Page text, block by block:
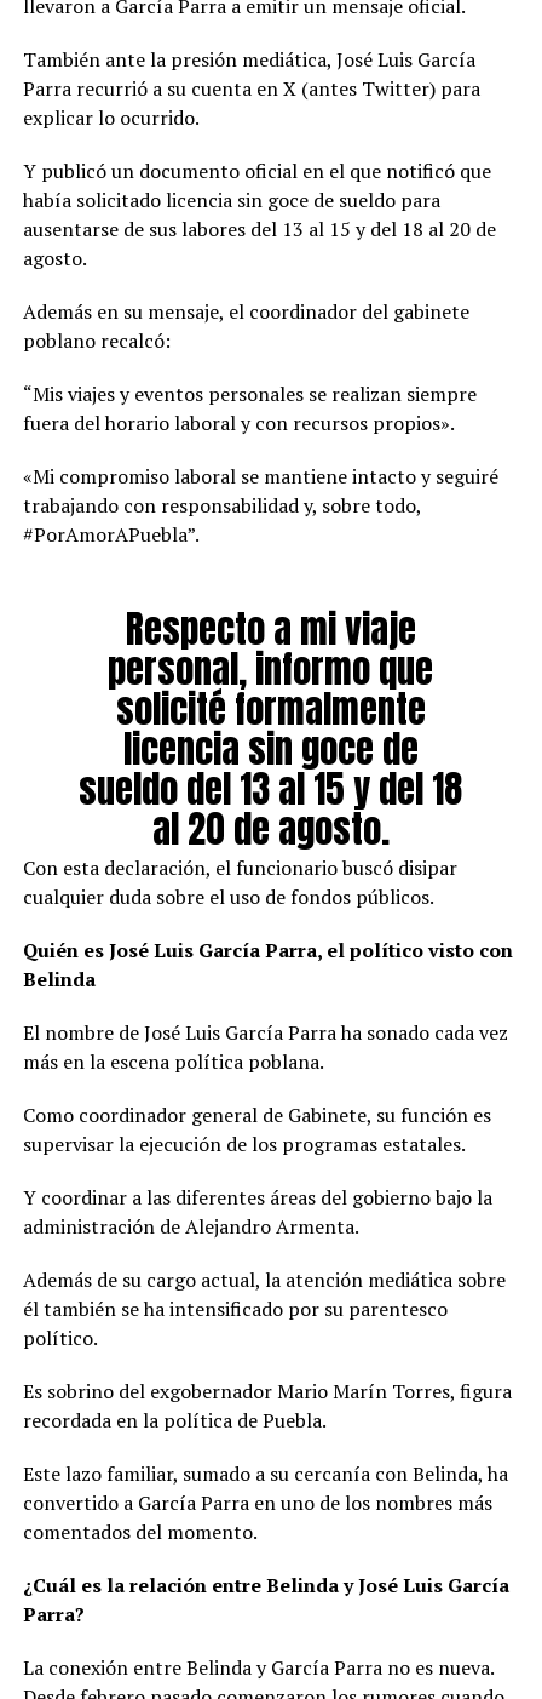
llevaron a García Parra a emitir un mensaje oficial.
También ante la presión mediática, José Luis García
Parra recurrió a su cuenta en X (antes Twitter) para
explicar lo ocurrido.
Y publicó un documento oficial en el que notificó que
había solicitado licencia sin goce de sueldo para
ausentarse de sus labores del 13 al 15 y del 18 al 20 de
agosto.
Además en su mensaje, el coordinador del gabinete
poblano recalcó:
“Mis viajes y eventos personales se realizan siempre
fuera del horario laboral y con recursos propios».
«Mi compromiso laboral se mantiene intacto y seguiré
trabajando con responsabilidad y, sobre todo,
#PorAmorAPuebla”.
Respecto a mi viaje
personal, informo que
solicité formalmente
licencia sin goce de
sueldo del 13 al 15 y del 18
al 20 de agosto.
Mis viajes y eventos
personales se realizan
siempre fuera del horario
laboral y con recursos
propios.
Mi compromiso laboral se
mantiene intacto y…
pic.twitter.com/LRR5jF8N2
1— José Luis García Parra
(@JLG_PARRA)August 15,
Con esta declaración, el funcionario buscó disipar
cualquier duda sobre el uso de fondos públicos.
Quién es José Luis García Parra, el político visto con
Belinda
El nombre de José Luis García Parra ha sonado cada vez
más en la escena política poblana.
Como coordinador general de Gabinete, su función es
supervisar la ejecución de los programas estatales.
Y coordinar a las diferentes áreas del gobierno bajo la
administración de Alejandro Armenta.
Además de su cargo actual, la atención mediática sobre
él también se ha intensificado por su parentesco
político.
Es sobrino del exgobernador Mario Marín Torres, figura
recordada en la política de Puebla.
Este lazo familiar, sumado a su cercanía con Belinda, ha
convertido a García Parra en uno de los nombres más
comentados del momento.
¿Cuál es la relación entre Belinda y José Luis García
Parra?
La conexión entre Belinda y García Parra no es nueva.